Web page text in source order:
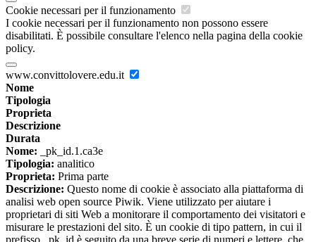
Cookie necessari per il funzionamento
I cookie necessari per il funzionamento non possono essere
disabilitati. È possibile consultare l'elenco nella pagina della cookie
policy.
www.convittolovere.edu.it
Nome
Tipologia
Proprieta
Descrizione
Durata
Nome: _pk_id.1.ca3e
Tipologia: analitico
Proprieta: Prima parte
Descrizione: Questo nome di cookie è associato alla piattaforma di
analisi web open source Piwik. Viene utilizzato per aiutare i
proprietari di siti Web a monitorare il comportamento dei visitatori e
misurare le prestazioni del sito. È un cookie di tipo pattern, in cui il